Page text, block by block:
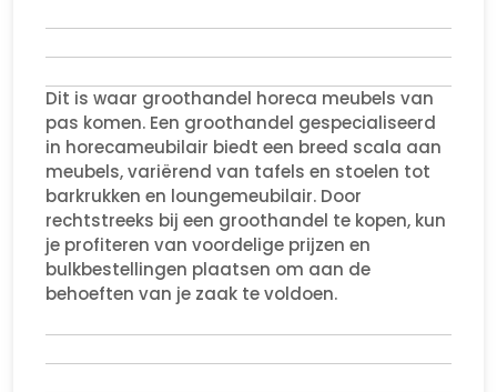
Dit is waar groothandel horeca meubels van
pas komen. Een groothandel gespecialiseerd
in horecameubilair biedt een breed scala aan
meubels, variërend van tafels en stoelen tot
barkrukken en loungemeubilair. Door
rechtstreeks bij een groothandel te kopen, kun
je profiteren van voordelige prijzen en
bulkbestellingen plaatsen om aan de
behoeften van je zaak te voldoen.